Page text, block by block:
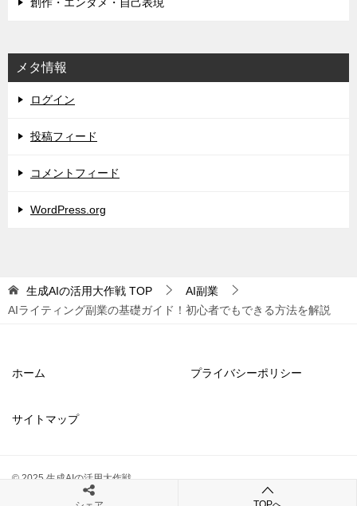
メタ情報
ログイン
投稿フィード
コメントフィード
WordPress.org
生成AIの活用大作戦 TOP
AI副業
AIライティング副業の基礎ガイド！初心者でもできる方法を解説
ホーム プライバシーポリシー
サイトマップ
© 2025 生成AIの活用大作戦